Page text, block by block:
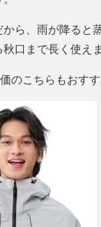
ら、雨が降ると
口まで長く使え
のこちらもおす